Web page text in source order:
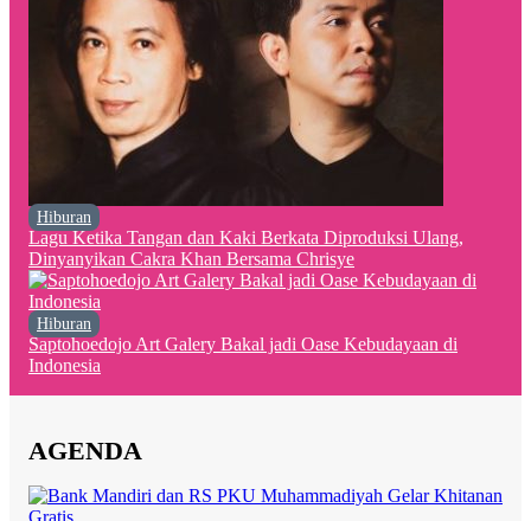
Hiburan
Lagu Ketika Tangan dan Kaki Berkata Diproduksi Ulang,
Dinyanyikan Cakra Khan Bersama Chrisye
Hiburan
Saptohoedojo Art Galery Bakal jadi Oase Kebudayaan di
Indonesia
AGENDA